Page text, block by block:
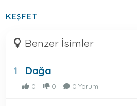
KEŞFET
Benzer İsimler
1 Dağa
0 0 0 Yorum